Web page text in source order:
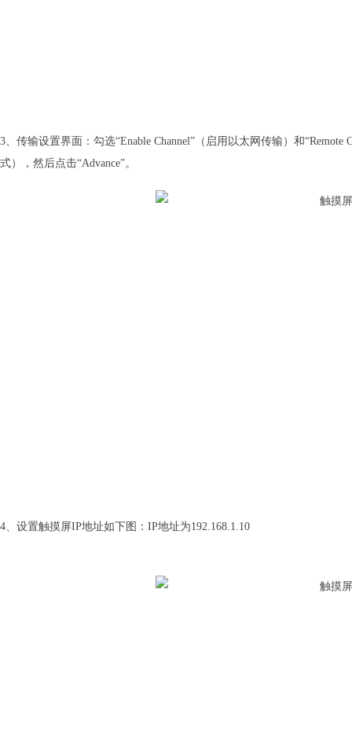
3、传输设置界面：勾选“Enable Channel”（启用以太网传输）和
式），然后点击“Advance”。
4、设置触摸屏IP地址如下图：IP地址为192.168.1.10